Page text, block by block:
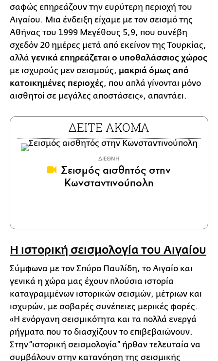
σαφώς επηρεάζουν την ευρύτερη περιοχή του
Αιγαίου. Μια ένδειξη είχαμε με τον σεισμό της
Αθήνας του 1999 Μεγέθους 5,9, που συνέβη
σχεδόν 20 ημέρες μετά από εκείνον της Τουρκίας,
αλλά γενικά επηρεάζεται ο υποθαλάσσιος χώρος
με ισχυρούς μεν σεισμούς, μακριά όμως από
κατοικημένες περιοχές, που απλά γίνονται μόνο
αισθητοί σε μεγάλες αποστάσεις», απαντάει.
ΔΕΙΤΕ ΑΚΟΜΑ
ΔΙΕΘΝΗ
Σεισμός αισθητός στην
Κωνσταντινούπολη
Η ιστορική σεισμολογία του Αιγαίου
Σύμφωνα με τον Σπύρο Παυλίδη, το Αιγαίο και
γενικά η χώρα μας έχουν πλούσια ιστορία
καταγραμμένων ιστορικών σεισμών, μέτριων και
ισχυρών, με σοβαρές συνέπειες μερικές φορές.
«Η ενόργανη σεισμικότητα και τα πολλά ενεργά
ρήγματα που το διασχίζουν το επιβεβαιώνουν.
Στην “ιστορική σεισμολογία” ήρθαν τελευταία να
συμβάλουν στην κατανόηση της σεισμικής